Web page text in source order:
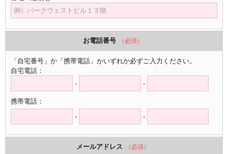
お電話番号 （必須）
「自宅番号」か「携帯電話」かいずれか必ずご入力ください。
自宅電話：
-
-
携帯電話：
-
-
メールアドレス （必須）